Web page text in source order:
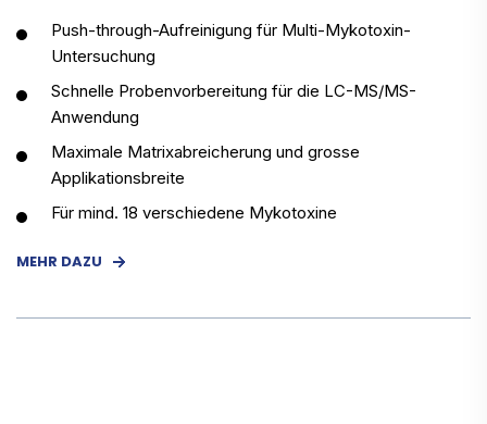
Push-through-Aufreinigung für Multi-Mykotoxin-
Untersuchung
Schnelle Probenvorbereitung für die LC-MS/MS-
Anwendung
Maximale Matrixabreicherung und grosse
Applikationsbreite
Für mind. 18 verschiedene Mykotoxine
MEHR DAZU